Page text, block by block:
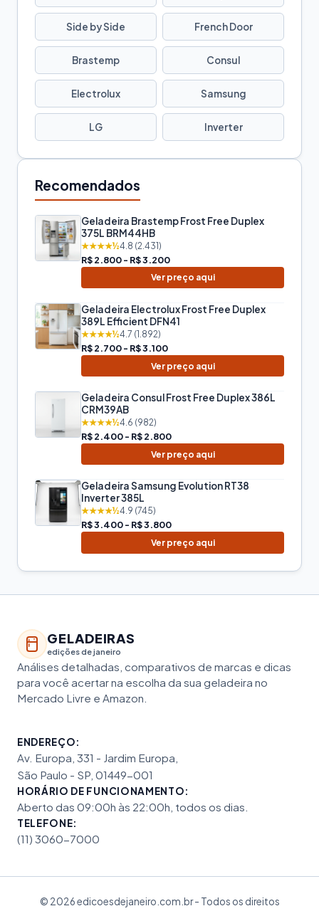
Side by Side French Door
Brastemp Consul
Electrolux Samsung
LG Inverter
Recomendados
Geladeira Brastemp Frost Free Duplex
375L BRM44HB
★★★★½4.8 (2.431)
R$ 2.800 - R$ 3.200
Ver preço aqui
Geladeira Electrolux Frost Free Duplex
389L Efficient DFN41
★★★★½4.7 (1.892)
R$ 2.700 - R$ 3.100
Ver preço aqui
Geladeira Consul Frost Free Duplex 386L
CRM39AB
★★★★½4.6 (982)
R$ 2.400 - R$ 2.800
Ver preço aqui
Geladeira Samsung Evolution RT38
Inverter 385L
★★★★½4.9 (745)
R$ 3.400 - R$ 3.800
Ver preço aqui
GELADEIRAS
edições de janeiro
Análises detalhadas, comparativos de marcas e dicas
para você acertar na escolha da sua geladeira no
Mercado Livre e Amazon.
ENDEREÇO:
Av. Europa, 331 - Jardim Europa,
São Paulo - SP, 01449-001
HORÁRIO DE FUNCIONAMENTO:
Aberto das 09:00h às 22:00h, todos os dias.
TELEFONE:
(11) 3060-7000
© 2026 edicoesdejaneiro.com.br - Todos os direitos